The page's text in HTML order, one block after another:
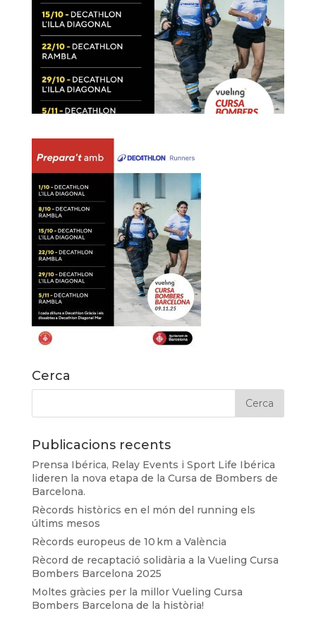
Cerca
Publicacions recents
Prensa Ibérica, Relay Events i Sport Life Ibérica
lideren la nova etapa de la Cursa de Bombers de
Barcelona.
Rècords històrics en el món del running els
últims mesos
Rècords europeus de 10 km a València
Rècord de recaptació solidària a la Vueling Cursa
Bombers Barcelona 2025
Moltes gràcies per la millor Vueling Cursa
Bombers Barcelona de la història!